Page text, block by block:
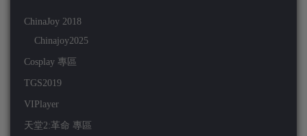
ChinaJoy 2018
Chinajoy2025
Cosplay 專區
TGS2019
VIPlayer
天堂2:革命 專區